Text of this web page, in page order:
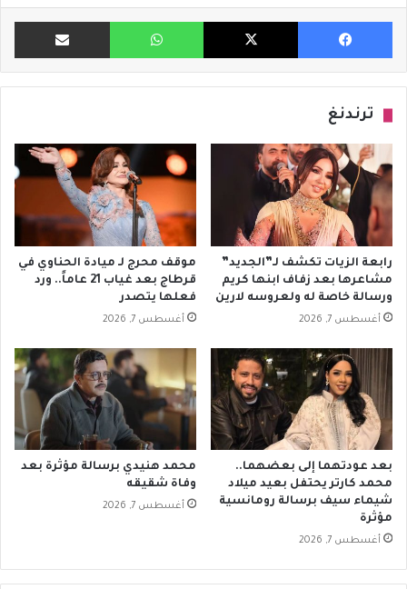
فيسبوك X واتساب مشاركة
ترندنغ
رابعة الزيات تكشف لـ”الجديد”
مشاعرها بعد زفاف ابنها كريم
ورسالة خاصة له ولعروسه لارين
أغسطس 7, 2026
موقف محرج لـ ميادة الحناوي في
قرطاج بعد غياب 21 عاماً.. ورد
فعلها يتصدر
أغسطس 7, 2026
بعد عودتهما إلى بعضهما..
محمد كارتر يحتفل بعيد ميلاد
شيماء سيف برسالة رومانسية
مؤثرة
أغسطس 7, 2026
محمد هنيدي برسالة مؤثرة بعد
وفاة شقيقه
أغسطس 7, 2026